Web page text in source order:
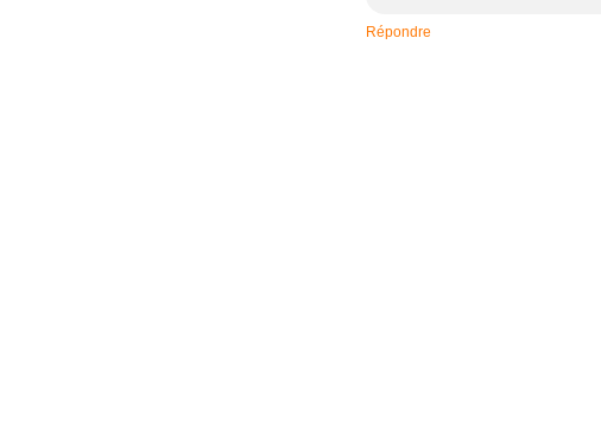
Répondre